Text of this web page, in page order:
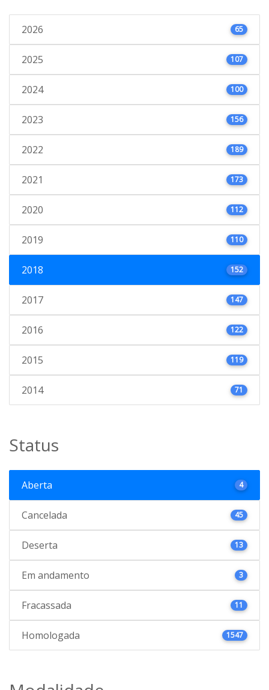
2026 65
2025 107
2024 100
2023 156
2022 189
2021 173
2020 112
2019 110
2018 152
2017 147
2016 122
2015 119
2014 71
Status
Aberta 4
Cancelada 45
Deserta 13
Em andamento 3
Fracassada 11
Homologada 1547